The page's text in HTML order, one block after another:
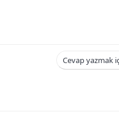
Cevap yazmak